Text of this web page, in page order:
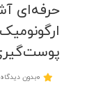
حرفه‌ای
0بدون دیدگاه